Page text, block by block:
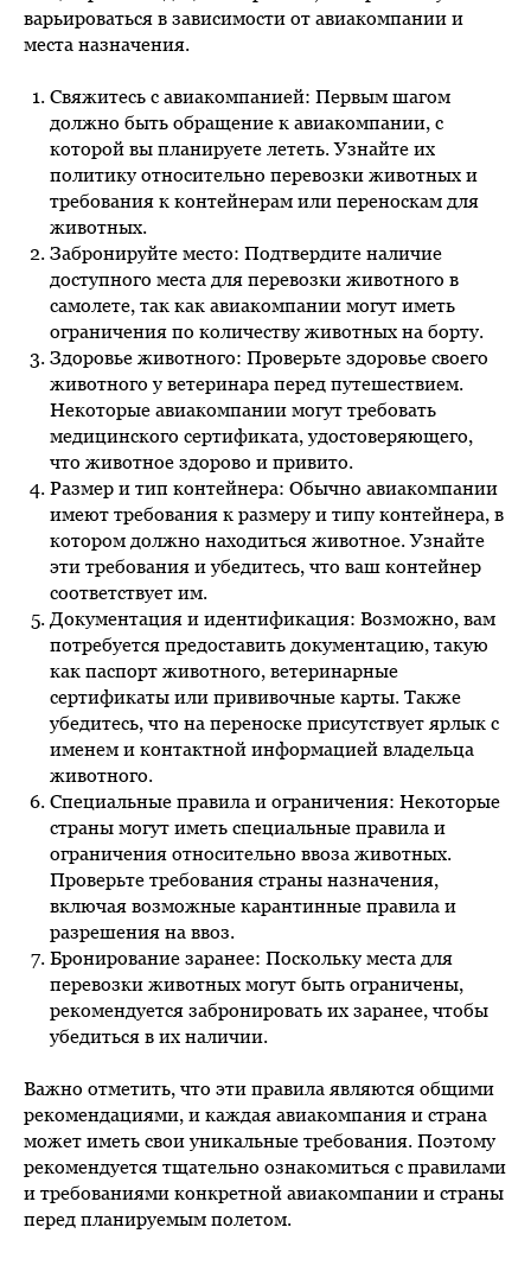
варьироваться в зависимости от авиакомпании и
места назначения.
Свяжитесь с авиакомпанией: Первым шагом
должно быть обращение к авиакомпании, с
которой вы планируете лететь. Узнайте их
политику относительно перевозки животных и
требования к контейнерам или переноскам для
животных.
Забронируйте место: Подтвердите наличие
доступного места для перевозки животного в
самолете, так как авиакомпании могут иметь
ограничения по количеству животных на борту.
Здоровье животного: Проверьте здоровье своего
животного у ветеринара перед путешествием.
Некоторые авиакомпании могут требовать
медицинского сертификата, удостоверяющего,
что животное здорово и привито.
Размер и тип контейнера: Обычно авиакомпании
имеют требования к размеру и типу контейнера, в
котором должно находиться животное. Узнайте
эти требования и убедитесь, что ваш контейнер
соответствует им.
Документация и идентификация: Возможно, вам
потребуется предоставить документацию, такую
как паспорт животного, ветеринарные
сертификаты или прививочные карты. Также
убедитесь, что на переноске присутствует ярлык с
именем и контактной информацией владельца
животного.
Специальные правила и ограничения: Некоторые
страны могут иметь специальные правила и
ограничения относительно ввоза животных.
Проверьте требования страны назначения,
включая возможные карантинные правила и
разрешения на ввоз.
Бронирование заранее: Поскольку места для
перевозки животных могут быть ограничены,
рекомендуется забронировать их заранее, чтобы
убедиться в их наличии.
Важно отметить, что эти правила являются общими
рекомендациями, и каждая авиакомпания и страна
может иметь свои уникальные требования. Поэтому
рекомендуется тщательно ознакомиться с правилами
и требованиями конкретной авиакомпании и страны
перед планируемым полетом.